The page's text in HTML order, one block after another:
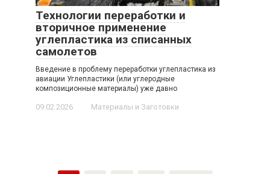
Технологии переработки и
вторичное применение
углепластика из списанных
самолетов
Введение в проблему переработки углепластика из
авиации Углепластики (или углеродные
композиционные материалы) уже давно
09.02.2026 Материалы и Заготовки